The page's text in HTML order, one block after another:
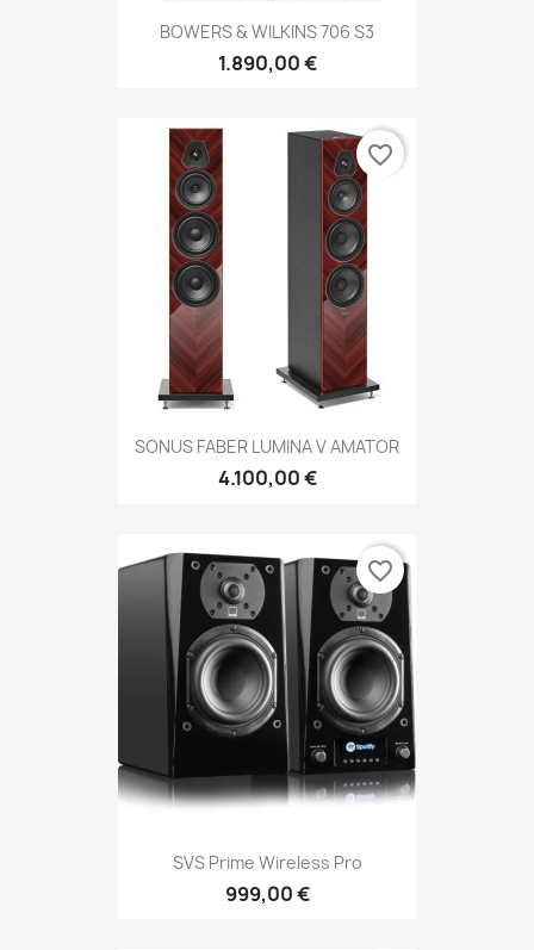
BOWERS & WILKINS 706 S3
1.890,00 €
SONUS FABER LUMINA V AMATOR
4.100,00 €
favorite_border
SVS Prime Wireless Pro
999,00 €
favorite_border